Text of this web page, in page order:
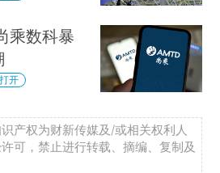
乘数科暴
开
产权为财新传媒及/或相关权利人
可，禁止进行转载、摘编、复制及